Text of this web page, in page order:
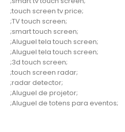
;touch screen tv price;
;TV touch screen;
;smart touch screen;
;Aluguel tela touch screen;
;Aluguel tela touch screen;
;3d touch screen;
;touch screen radar;
;radar detector;
;Aluguel de projetor;
;Aluguel de totens para eventos;